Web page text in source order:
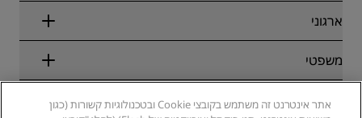
יעדים
Radisson Hotels APP
מלונות מאושרים לספורט
מלונות ידידותיים למשפחות
שותפים
ארגוני
Radisson Hotel Group
קריירות ב-PPHE
משפטי
הודעה משפטית
עזרה
אתר אינטרנט זה משתמש בקובצי Cookie ובטכנולוגיות קשורות (כגון